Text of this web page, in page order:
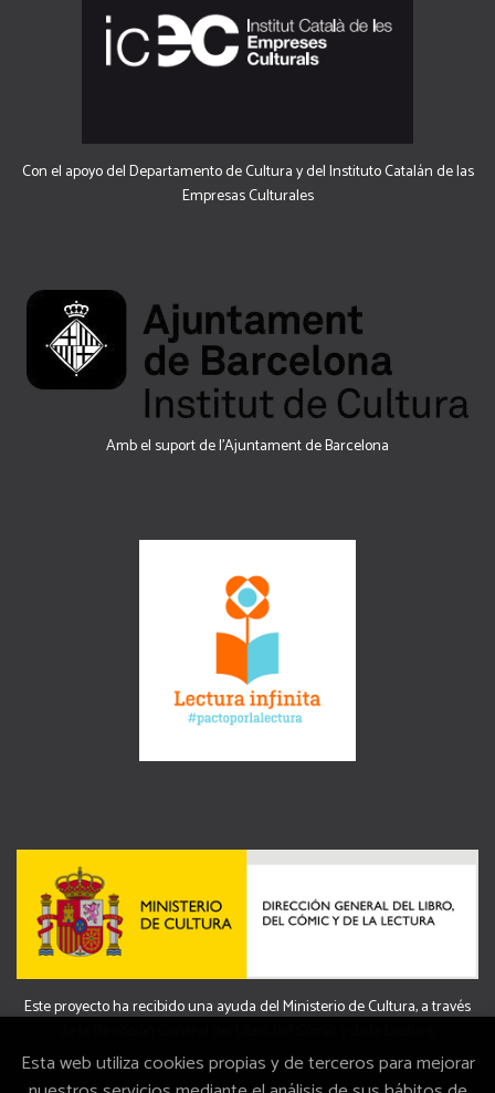
Con el apoyo del Departamento de Cultura y del Instituto Catalán de las
Empresas Culturales
Amb el suport de l’Ajuntament de Barcelona
Este proyecto ha recibido una ayuda del Ministerio de Cultura, a través
Esta web utiliza cookies propias y de terceros para mejorar